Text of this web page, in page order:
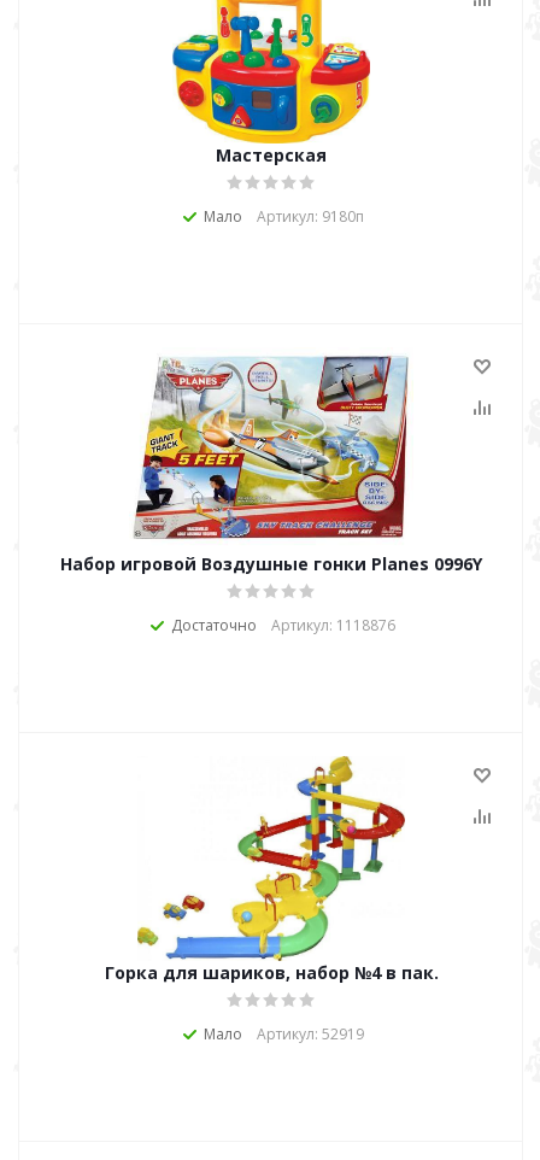
Мастерская
Мало Артикул: 9180п
Набор игровой Воздушные гонки Planes 0996Y
Достаточно Артикул: 1118876
Горка для шариков, набор №4 в пак.
Мало Артикул: 52919